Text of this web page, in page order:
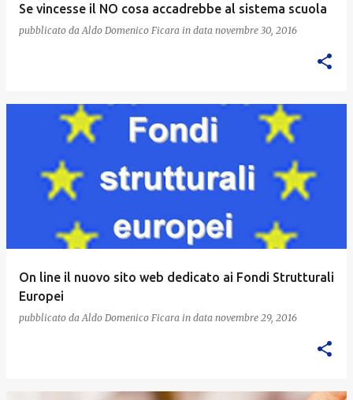
Se vincesse il NO cosa accadrebbe al sistema scuola
pubblicato da Aldo Domenico Ficara in data novembre 30, 2016
On line il nuovo sito web dedicato ai Fondi Strutturali
Europei
pubblicato da Aldo Domenico Ficara in data novembre 29, 2016